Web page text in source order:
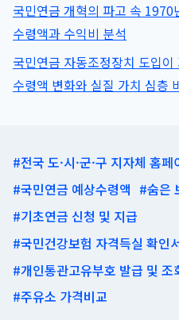
피
부
양
유
까
지
국민연금 개혁의 파고 속 1970
수령액과 수익비 분석
국민연금 자동조정장치 도입
수령액 변화와 실질 가치 심층
#전국 도·시·군·구 지자체 홈
#국민연금 예상수령액 #숨은
#기초연금 신청 및 지급
#국민건강보험 자격득실 확인
#개인통관고유부호 발급 및 조
#주유소 가격비교